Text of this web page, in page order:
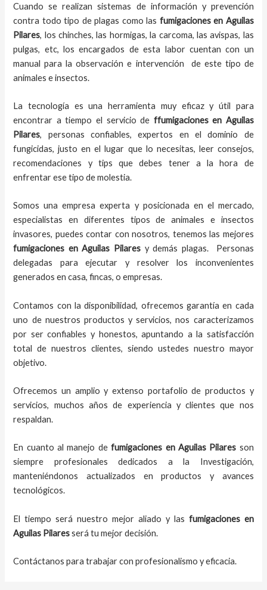
Cuando se realizan sistemas de información y prevención
contra todo tipo de plagas como las fumigacionesen Aguilas
Pilares, los chinches, las hormigas, la carcoma, las avispas, las
pulgas, etc, los encargados de esta labor cuentan con un
manual para la observación e intervención de este tipo de
animales e insectos.
La tecnología es una herramienta muy eficaz y útil para
encontrar a tiempo el servicio de ffumigaciones en Aguilas
Pilares, personas confiables, expertos en el dominio de
fungicidas, justo en el lugar que lo necesitas, leer consejos,
recomendaciones y tips que debes tener a la hora de
enfrentar ese tipo de molestia.
Somos una empresa experta y posicionada en el mercado,
especialistas en diferentes tipos de animales e insectos
invasores, puedes contar con nosotros, tenemos las mejores
fumigaciones enAguilas Pilares y demás plagas. Personas
delegadas para ejecutar y resolver los inconvenientes
generados en casa, fincas, o empresas.
Contamos con la disponibilidad, ofrecemos garantía en cada
uno de nuestros productos y servicios, nos caracterizamos
por ser confiables y honestos, apuntando a la satisfacción
total de nuestros clientes, siendo ustedes nuestro mayor
objetivo.
Ofrecemos un amplio y extenso portafolio de productos y
servicios, muchos años de experiencia y clientes que nos
respaldan.
En cuanto almanejo defumigaciones en Aguilas Pilares son
siempre profesionales dedicados a la Investigación,
manteniéndonos actualizados en productos y avances
tecnológicos.
El tiempo será nuestro mejor aliado y las fumigaciones en
Aguilas Pilaresserá tu mejor decisión.
Contáctanos para trabajar con profesionalismo y eficacia.